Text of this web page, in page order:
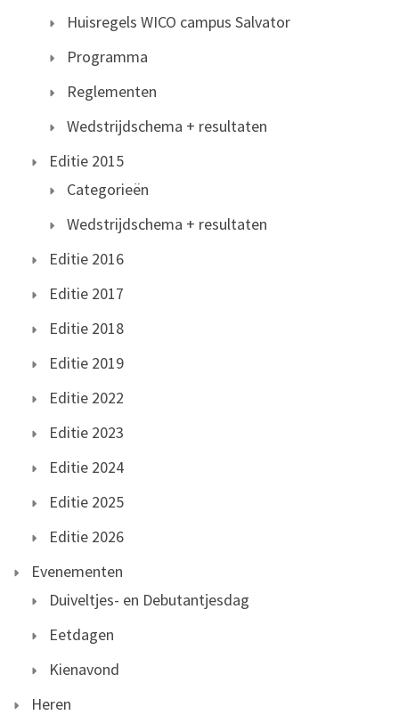
Huisregels WICO campus Salvator
Programma
Reglementen
Wedstrijdschema + resultaten
Editie 2015
Categorieën
Wedstrijdschema + resultaten
Editie 2016
Editie 2017
Editie 2018
Editie 2019
Editie 2022
Editie 2023
Editie 2024
Editie 2025
Editie 2026
Evenementen
Duiveltjes- en Debutantjesdag
Eetdagen
Kienavond
Heren